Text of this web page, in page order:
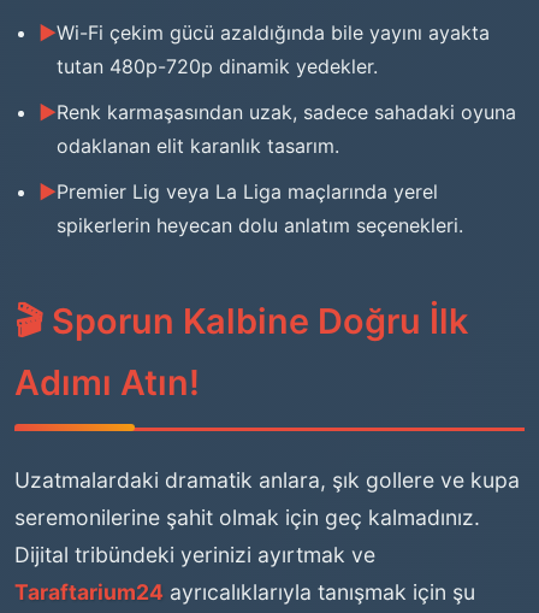
Wi-Fi çekim gücü azaldığında bile yayını ayakta
tutan 480p-720p dinamik yedekler.
Renk karmaşasından uzak, sadece sahadaki oyuna
odaklanan elit karanlık tasarım.
Premier Lig veya La Liga maçlarında yerel
spikerlerin heyecan dolu anlatım seçenekleri.
🎬 Sporun Kalbine Doğru İlk
Adımı Atın!
Uzatmalardaki dramatik anlara, şık gollere ve kupa
seremonilerine şahit olmak için geç kalmadınız.
Dijital tribündeki yerinizi ayırtmak ve
Taraftarium24 ayrıcalıklarıyla tanışmak için şu